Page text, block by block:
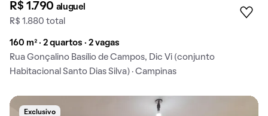
R$ 1.790 aluguel
R$ 1.880 total
160 m² · 2 quartos · 2 vagas
Rua Gonçalino Basílio de Campos, Dic Vi (conjunto
Habitacional Santo Dias Silva) · Campinas
Exclusivo